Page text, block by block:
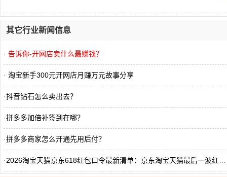
其它行业新闻信息
· 告诉你-开网店卖什么最赚钱？
· 淘宝新手300元开网店月赚万元故事分享
·抖音钻石怎么卖出去？
·拼多多加倍补签到在哪？
·拼多多商家怎么开通先用后付？
·2026淘宝天猫京东618红包口令最新清单：京东淘宝天猫最后一波红包怎么领？最新实测有效的红包口令领取入口更新